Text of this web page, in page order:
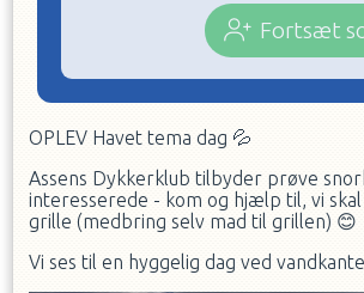
Fortsæt
OPLEV Havet tema dag 💦
Assens Dykkerklub tilbyder prøve
interesserede - kom og hjælp til, vi
grille (medbring selv mad til grillen) 😊
Vi ses til en hyggelig dag ved